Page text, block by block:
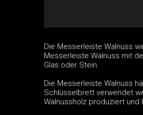
Die Messerleiste Walnuss
Messerleiste Walnuss mit
Glas oder Stein.
Die Messerleiste Walnuss
Schlüsselbrett verwendet
Walnussholz produziert